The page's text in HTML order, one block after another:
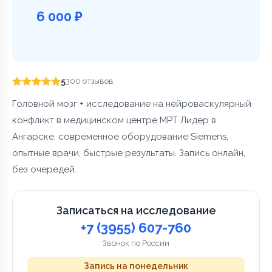
6 000 ₽
5300 отзывов
Головной мозг + исследование на нейроваскулярный
конфликт в медицинском центре МРТ Лидер в
Ангарске. современное оборудование Siemens,
опытные врачи, быстрые результаты. Запись онлайн,
без очередей.
Записаться на исследование
+7 (3955) 607-760
Звонок по России
Запись на понедельник